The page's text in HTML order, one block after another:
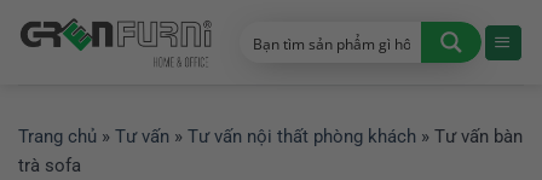
đến
Trang chủ » Tư vấn » Tư vấn nội thất phòng khách » Tư vấn bàn
trà sofa